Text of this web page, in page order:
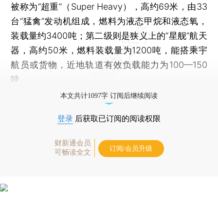
被称为“超重”（Super Heavy），高约69米，由33
台“猛禽”发动机组成，燃料为液态甲烷和液态氧，
装载量约3400吨；第二级则是狭义上的“星舰”航天
器，高约50米，燃料装载量为1200吨，能搭乘宇
航员或货物，近地轨道有效负载能力为100—150
吨。
本文共计1097字 订阅后继续阅读
登录 后获取已订阅的阅读权限
财新通会员
可畅读全文
订阅/会员升级